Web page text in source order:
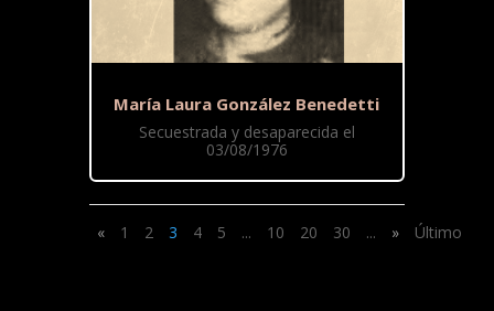
María Laura González Benedetti
Secuestrada y desaparecida el
03/08/1976
« 1 2 3 4 5 ... 10 20 30 ... » Último